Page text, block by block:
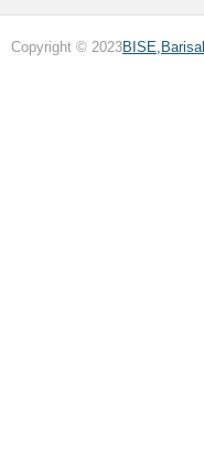
Copyright © 2023BISE,Barisal